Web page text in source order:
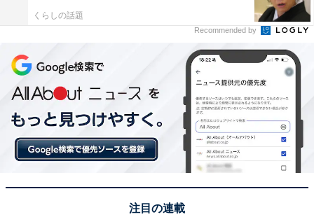
「休暇村 志賀島」は全室オーシャンビューと新鮮
な海鮮ビュッフェが魅力
くらしの話題
Recommended by
注目の連載